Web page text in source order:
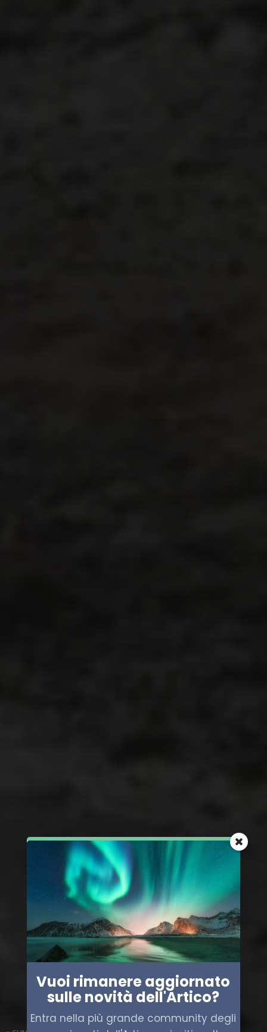
Vuoi rimanere aggiornato
sulle novità dell'Artico?
Entra nella più grande community degli